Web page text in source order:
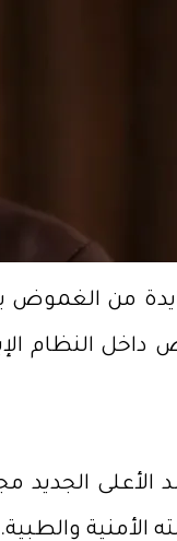
من
داخل النظام
الجديد
الأمنية والطبية.